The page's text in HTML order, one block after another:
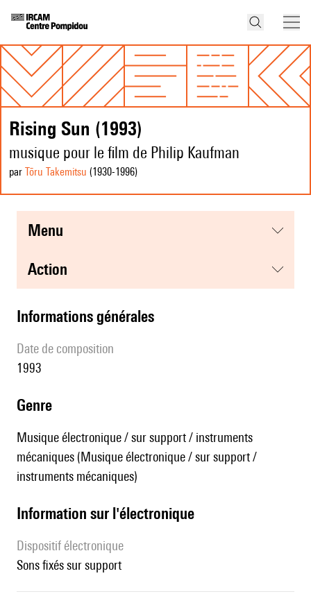
Rising Sun (1993)
musique pour le film de Philip Kaufman
par Tōru Takemitsu (1930-1996)
menu
action
informations générales
date de composition
1993
genre
Musique électronique / sur support / instruments
mécaniques (Musique électronique / sur support /
instruments mécaniques)
Information sur l'électronique
Dispositif électronique
sons fixés sur support